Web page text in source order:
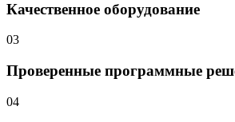
Качественное оборудование
03
Проверенные программные
04